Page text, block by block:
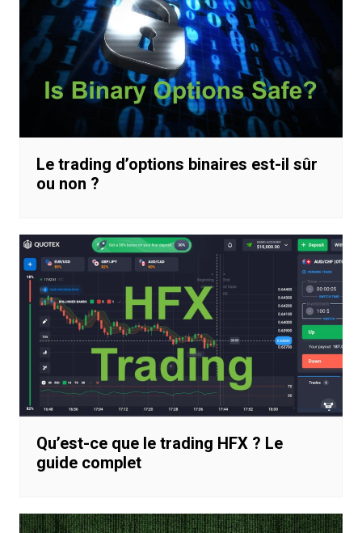
Le trading d’options binaires est-il sûr
ou non ?
Qu’est-ce que le trading HFX ? Le
guide complet